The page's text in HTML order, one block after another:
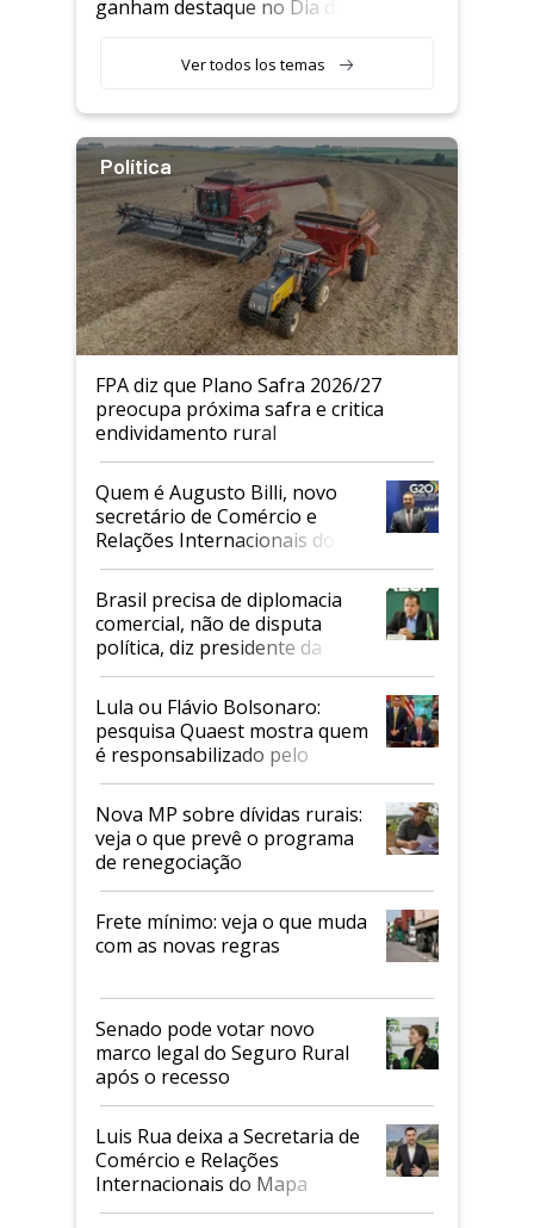
ganham destaque no Dia do
Ver todos los temas
Política
FPA diz que Plano Safra 2026/27
preocupa próxima safra e critica
endividamento rural
Quem é Augusto Billi, novo
secretário de Comércio e
Relações Internacionais do
Mapa
Brasil precisa de diplomacia
comercial, não de disputa
política, diz presidente da
Faesp
Lula ou Flávio Bolsonaro:
pesquisa Quaest mostra quem
é responsabilizado pelo
tarifaço dos EUA
Nova MP sobre dívidas rurais:
veja o que prevê o programa
de renegociação
Frete mínimo: veja o que muda
com as novas regras
Senado pode votar novo
marco legal do Seguro Rural
após o recesso
Luis Rua deixa a Secretaria de
Comércio e Relações
Internacionais do Mapa